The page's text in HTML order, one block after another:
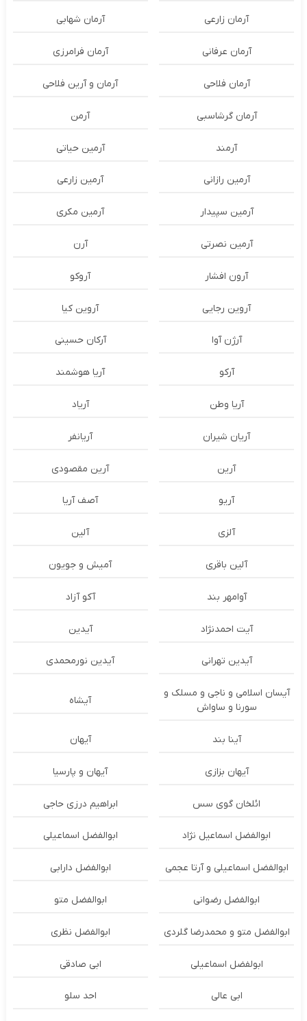
آرمان زارعی آرمان شهابی
آرمان عرفانی آرمان فرامرزی
آرمان فلاحی آرمان و آرین فلاحی
آرمان گرشاسبی آرمن
آرمند آرمین حیاتی
آرمین رازانی آرمین زارعی
آرمین سپیدار آرمین مکری
آرمین نصرتی آرن
آرون افشار آروکو
آروین رجایی آروین کیا
آرژن آوا آرکان حسینی
آرکو آریا هوشمند
آریا وطن آریاد
آریان شیران آریانفر
آرین آرین مقصودی
آریو آصف آریا
آلزی آلین
آلین باقری آمیش و جویون
آوامهر بند آکو آزاد
آیت احمدنژاد آیدین
آیدین تهرانی آیدین نورمحمدی
آیسان اسلامی و ناجی و مسلک و
سورنا و ساواش
آیشاه
آینا بند آیهان
آیهان بزازی آیهان و پارسیا
ائلخان گوی سس ابراهیم درزی حاجی
ابوالفضل اسماعیل نژاد ابوالفضل اسماعیلی
ابوالفضل اسماعیلی و آرتا عجمی ابوالفضل دارابی
ابوالفضل رضوانی ابوالفضل متو
ابوالفضل متو و محمدرضا گلردی ابوالفضل نظری
ابولفضل اسماعیلی ابی صادقی
ابی عالی احد سلو